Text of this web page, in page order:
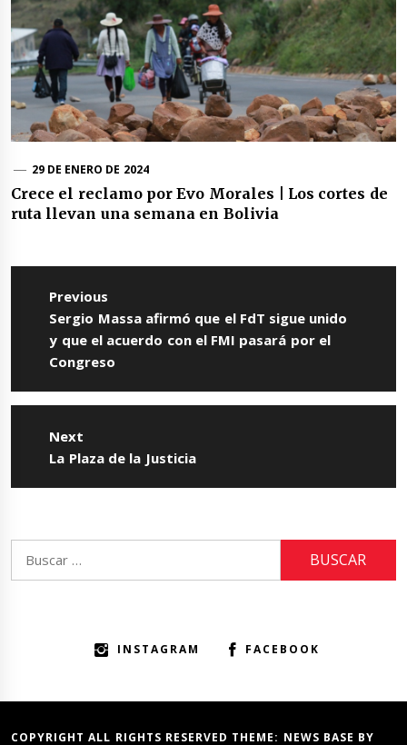
29 DE ENERO DE 2024
Crece el reclamo por Evo Morales | Los cortes de
ruta llevan una semana en Bolivia
Navegación
entradas
Previous
Previous
post:
Sergio Massa afirmó que el FdT sigue unido
y que el acuerdo con el FMI pasará por el
Congreso
Next
Next
La Plaza de la Justicia
INSTAGRAM FACEBOOK
COPYRIGHT ALL RIGHTS RESERVED THEME: NEWS BASE BY